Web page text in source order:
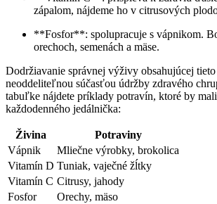
zápalom, nájdeme ho v citrusových
**Fosfor**: spolupracuje s vápnikom.
orechoch, semenách a‌ mäse.
Dodržiavanie správnej výživy obsahujúcej
neoddeliteľnou súčasťou údržby zdravého
tabuľke nájdete príklady potravín, ktoré by
každodenného jedálnička:
Živina
Potraviny
Vápnik
Mliečne výrobky, brokolica
Vitamín D Tuniak, vaječné žĺtky
Vitamín C Citrusy, jahody
Fosfor
Orechy, mäso